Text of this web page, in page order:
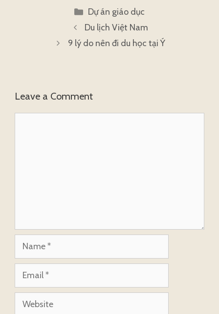
Categories
Dự án giáo dục
Du lịch Việt Nam
9 lý do nên đi du học tại Ý
Leave a Comment
Name
Email
Website